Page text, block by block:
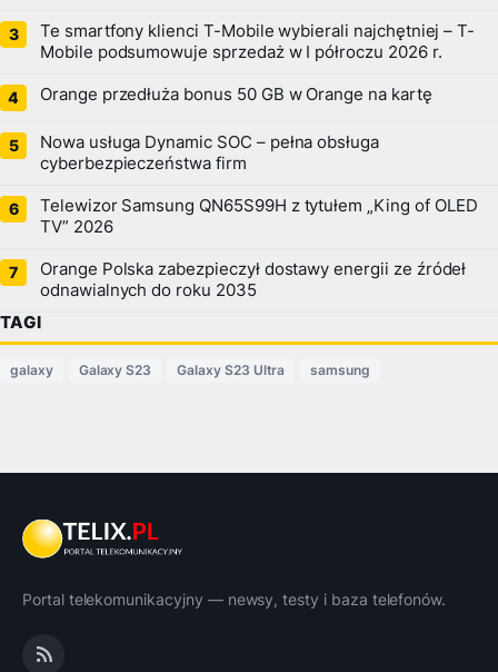
Te smartfony klienci T-Mobile wybierali najchętniej – T-
Mobile podsumowuje sprzedaż w I półroczu 2026 r.
Orange przedłuża bonus 50 GB w Orange na kartę
Nowa usługa Dynamic SOC – pełna obsługa
cyberbezpieczeństwa firm
Telewizor Samsung QN65S99H z tytułem „King of OLED
TV” 2026
Orange Polska zabezpieczył dostawy energii ze źródeł
odnawialnych do roku 2035
TAGI
galaxy Galaxy S23 Galaxy S23 Ultra samsung
Portal telekomunikacyjny — newsy, testy i baza telefonów.